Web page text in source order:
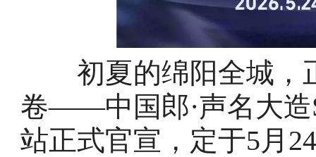
初夏的绵阳全城，
卷——中国郎·声名大造
站正式官宣，定于5月